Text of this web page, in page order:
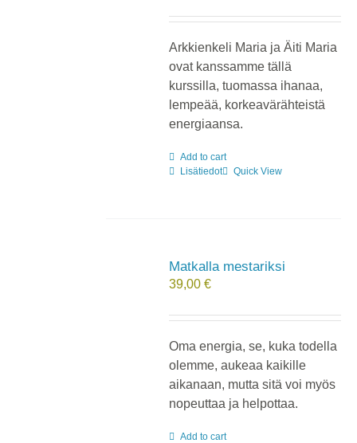
Arkkienkeli Maria ja Äiti Maria
ovat kanssamme tällä
kurssilla, tuomassa ihanaa,
lempeää, korkeavärähteistä
energiaansa.
Add to cart
Lisätiedot
Quick View
Matkalla mestariksi
39,00€
Oma energia, se, kuka todella
olemme, aukeaa kaikille
aikanaan, mutta sitä voi myös
nopeuttaa ja helpottaa.
Add to cart